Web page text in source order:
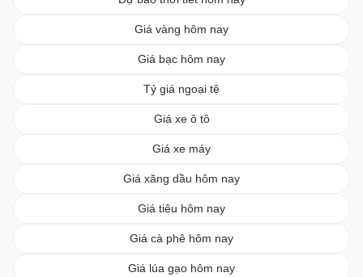
Giá vàng hôm nay
Giá bạc hôm nay
Tỷ giá ngoại tệ
Giá xe ô tô
Giá xe máy
Giá xăng dầu hôm nay
Giá tiêu hôm nay
Giá cà phê hôm nay
Giá lúa gạo hôm nay